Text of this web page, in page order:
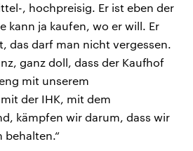
, hochpreisig. Er ist eben der
kann ja kaufen, wo er will. Er
das darf man nicht vergessen.
ganz doll, dass der Kaufhof
mit unserem
der IHK, mit dem
kämpfen wir darum, dass wir
behalten.“